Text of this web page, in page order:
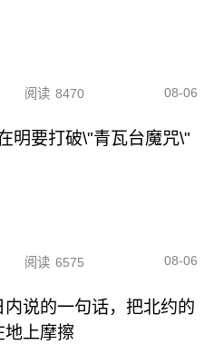
阅读 8470 08-06
明要打破\"青瓦台魔咒\"
阅读 6575 08-06
内说的一句话，把北约的
地上摩擦